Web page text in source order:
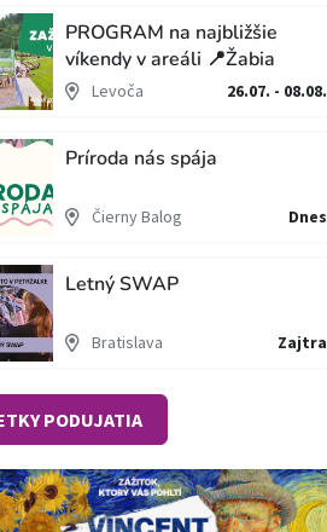
PROGRAM na najbližšie
víkendy v areáli 📍Žabia
cestaLevoča 26.07. - 08.08.
Príroda nás spája
Čierny Balog Dnes
Letný SWAP
Bratislava Zajtra
PODUJATIA